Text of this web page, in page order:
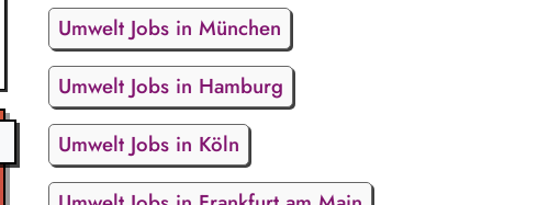
Umwelt Jobs in München
Umwelt Jobs in Hamburg
Umwelt Jobs in Köln